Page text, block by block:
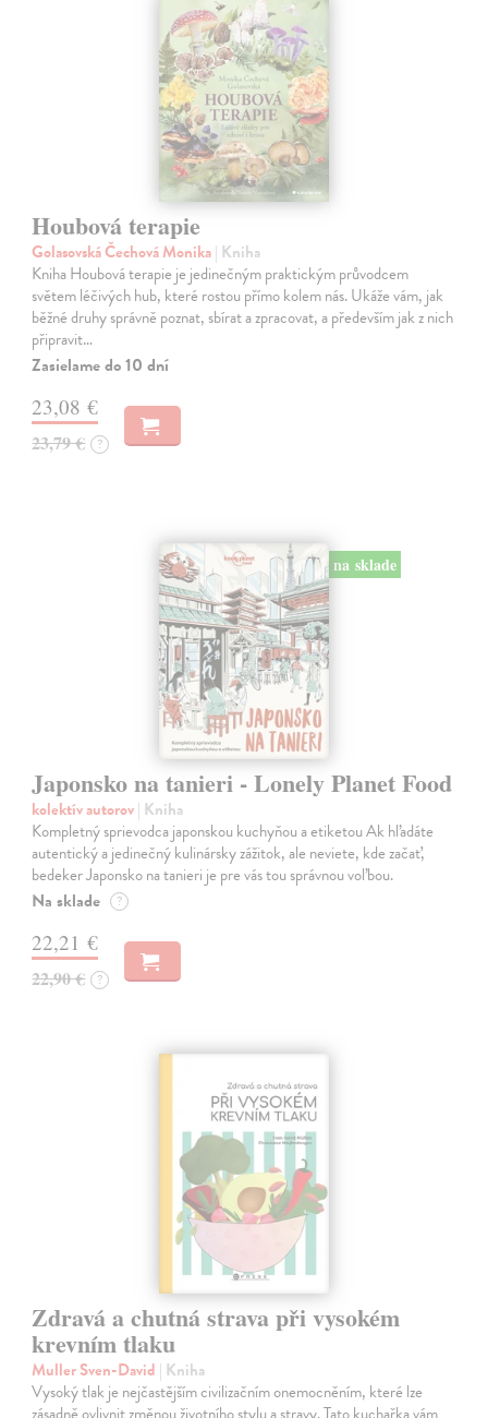
Houbová terapie
Golasovská Čechová Monika| Kniha
Kniha Houbová terapie je jedinečným praktickým průvodcem
světem léčivých hub, které rostou přímo kolem nás. Ukáže vám, jak
běžné druhy správně poznat, sbírat a zpracovat, a především jak z nich
připravit…
Zasielame do 10 dní
23,08 €
23,79 € ?
na sklade
Japonsko na tanieri - Lonely Planet Food
kolektív autorov| Kniha
Kompletný sprievodca japonskou kuchyňou a etiketou Ak hľadáte
autentický a jedinečný kulinársky zážitok, ale neviete, kde začať,
bedeker Japonsko na tanieri je pre vás tou správnou voľbou.
Na sklade ?
22,21 €
22,90 € ?
Zdravá a chutná strava při vysokém
krevním tlaku
Muller Sven-David | Kniha
Vysoký tlak je nejčastějším civilizačním onemocněním, které lze